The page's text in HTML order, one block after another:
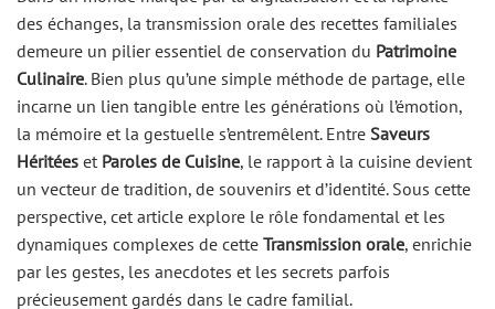
des échanges, la transmission orale des recettes familiales
demeure un pilier essentiel de conservation du Patrimoine
Culinaire. Bien plus qu’une simple méthode de partage, elle
incarne un lien tangible entre les générations où l’émotion,
la mémoire et la gestuelle s’entremêlent. Entre Saveurs
Héritées et Paroles de Cuisine, le rapport à la cuisine devient
un vecteur de tradition, de souvenirs et d’identité. Sous cette
perspective, cet article explore le rôle fondamental et les
dynamiques complexes de cette Transmission orale, enrichie
par les gestes, les anecdotes et les secrets parfois
précieusement gardés dans le cadre familial.